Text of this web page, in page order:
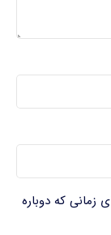
زمانی که دوباره